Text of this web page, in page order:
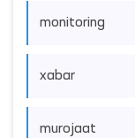
monitoring
xabar
murojaat